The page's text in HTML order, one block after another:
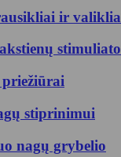
ir
stiprinimui
nagų grybelio